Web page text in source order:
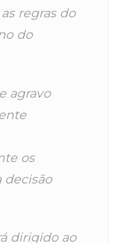
regras do
do
agravo
os
decisão
dirigido ao